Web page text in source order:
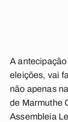
A
eleições, vai
não apenas
de Marmuthe
Assembleia